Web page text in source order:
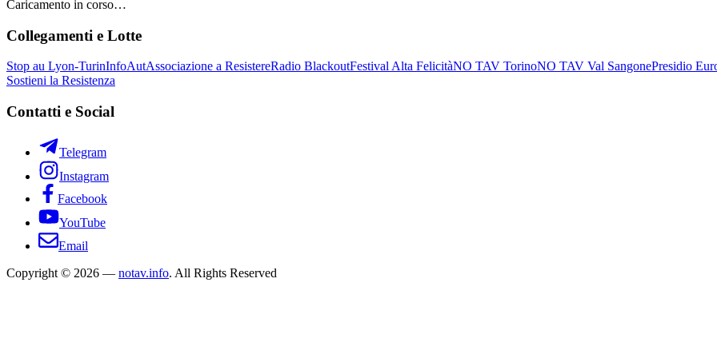
Caricamento in corso…
Collegamenti e Lotte
Stop au Lyon-TurinInfoAutAssociazione a ResistereRadio BlackoutFestival Alta FelicitàNO TAV TorinoNO TAV Val SangonePresidio
Sostieni la Resistenza
Contatti e Social
Telegram
Instagram
Facebook
YouTube
Email
Copyright © 2026 — notav.info. All Rights Reserved